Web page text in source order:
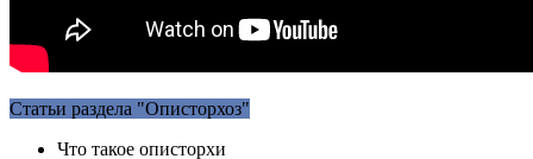
Статьи раздела "Описторхоз"
Что такое описторхи